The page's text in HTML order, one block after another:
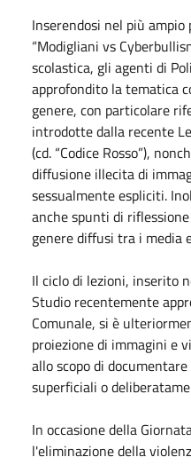
Inserendosi nel più
“Modigliani vs
scolastica, gli agenti di
approfondito la tematica
genere, con particolare
introdotte dalla recente
(cd. “Codice Rosso”),
diffusione illecita di
sessualmente espliciti.
anche spunti di
genere diffusi tra i media
Il ciclo di lezioni, inserito
Studio recentemente
Comunale, si è
proiezione di immagini e
allo scopo di
superficiali o
In occasione della
l'eliminazione della